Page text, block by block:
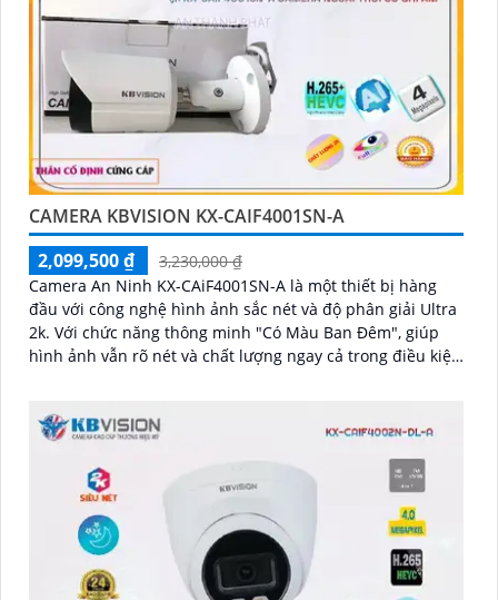
CAMERA KBVISION KX-CAIF4001SN-A
2,099,500 ₫
3,230,000 ₫
Camera An Ninh KX-CAiF4001SN-A là một thiết bị hàng
đầu với công nghệ hình ảnh sắc nét và độ phân giải Ultra
2k. Với chức năng thông minh "Có Màu Ban Đêm", giúp
hình ảnh vẫn rõ nét và chất lượng ngay cả trong điều kiện